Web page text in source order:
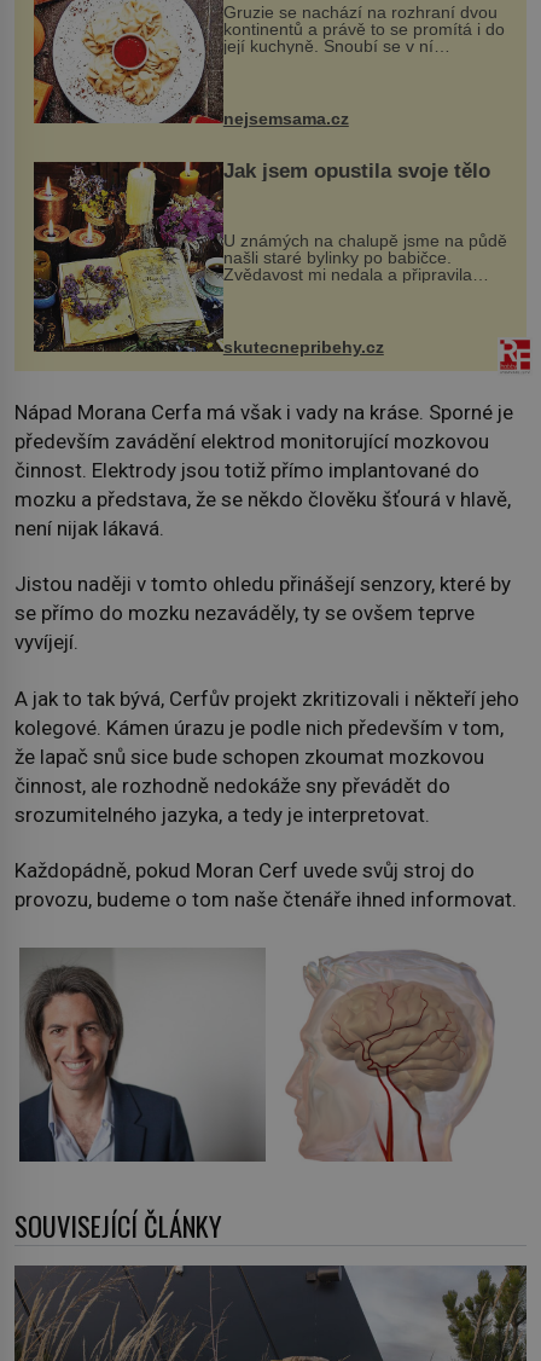
Gruzie se nachází na rozhraní dvou
kontinentů a právě to se promítá i do
její kuchyně. Snoubí se v ní
evropské a asijské chutě a díky tomu
pokrmy, které rozhodně st...
nejsemsama.cz
Jak jsem opustila svoje tělo
U známých na chalupě jsme na půdě
našli staré bylinky po babičce.
Zvědavost mi nedala a připravila
jsem si z nich lektvar… Zimní pobyt
na chalupě se pro mě vlastní vinou
změnil v děsivý zážitek, na kt...
skutecnepribehy.cz
Nápad Morana Cerfa má však i vady na kráse. Sporné je
především zavádění elektrod monitorující mozkovou
činnost. Elektrody jsou totiž přímo implantované do
mozku a představa, že se někdo člověku šťourá v hlavě,
není nijak lákavá.
Jistou naději v tomto ohledu přinášejí senzory, které by
se přímo do mozku nezaváděly, ty se ovšem teprve
vyvíjejí.
A jak to tak bývá, Cerfův projekt zkritizovali i někteří jeho
kolegové. Kámen úrazu je podle nich především v tom,
že lapač snů sice bude schopen zkoumat mozkovou
činnost, ale rozhodně nedokáže sny převádět do
srozumitelného jazyka, a tedy je interpretovat.
Každopádně, pokud Moran Cerf uvede svůj stroj do
provozu, budeme o tom naše čtenáře ihned informovat.
SOUVISEJÍCÍ ČLÁNKY